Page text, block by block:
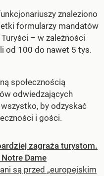
znaleziono
formularzy mandatów
– w zależności
od 100 do nawet 5 tys.
społecznością
odwiedzających
by odzyskać
i gości.
zagraża turystom.
Dame
są przed „europejskim